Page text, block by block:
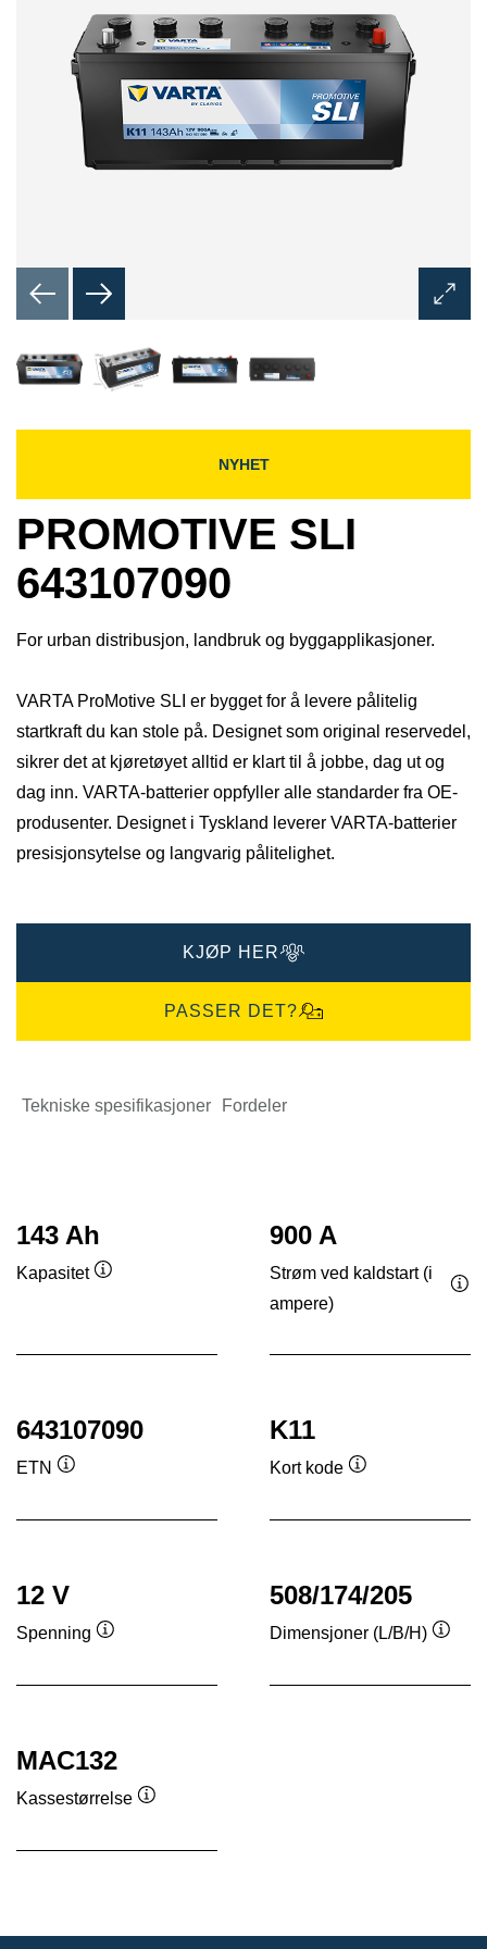
Åpne
NYHET
PROMOTIVE SLI
643107090
For urban distribusjon, landbruk og byggapplikasjoner.
VARTA ProMotive SLI er bygget for å levere pålitelig
startkraft du kan stole på. Designet som original reservedel,
sikrer det at kjøretøyet alltid er klart til å jobbe, dag ut og
dag inn. VARTA-batterier oppfyller alle standarder fra OE-
produsenter. Designet i Tyskland leverer VARTA-batterier
presisjonsytelse og langvarig pålitelighet.
KJØP HER
PASSER DET?
Tekniske spesifikasjoner Fordeler
143 Ah
Kapasitet
900 A
Strøm ved kaldstart (i
ampere)
643107090
ETN
K11
Kort kode
12 V
Spenning
508/174/205
Dimensjoner (L/B/H)
MAC132
Kassestørrelse